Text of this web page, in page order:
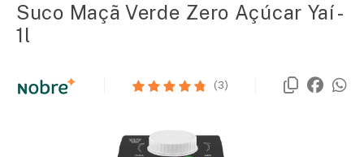
Suco Maçã Verde Zero Açúcar Yaí -
1l
(3)